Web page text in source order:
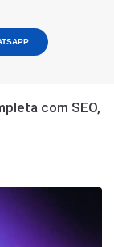
com SEO,